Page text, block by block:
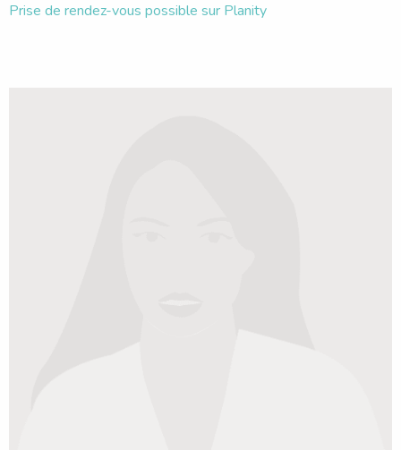
Prise de rendez-vous possible sur Planity